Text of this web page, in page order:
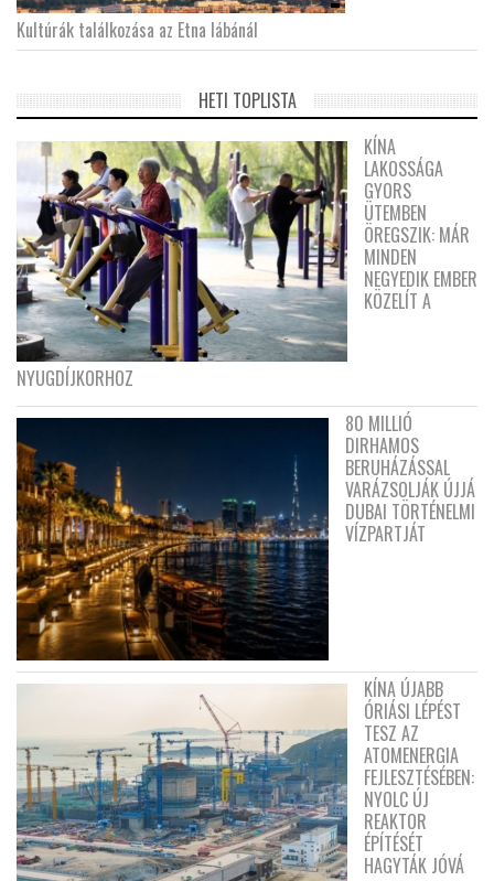
Kultúrák találkozása az Etna lábánál
HETI TOPLISTA
KÍNA
LAKOSSÁGA
GYORS
ÜTEMBEN
ÖREGSZIK: MÁR
MINDEN
NEGYEDIK EMBER
KÖZELÍT A
NYUGDÍJKORHOZ
80 MILLIÓ
DIRHAMOS
BERUHÁZÁSSAL
VARÁZSOLJÁK ÚJJÁ
DUBAI TÖRTÉNELMI
VÍZPARTJÁT
KÍNA ÚJABB
ÓRIÁSI LÉPÉST
TESZ AZ
ATOMENERGIA
FEJLESZTÉSÉBEN:
NYOLC ÚJ
REAKTOR
ÉPÍTÉSÉT
HAGYTÁK JÓVÁ